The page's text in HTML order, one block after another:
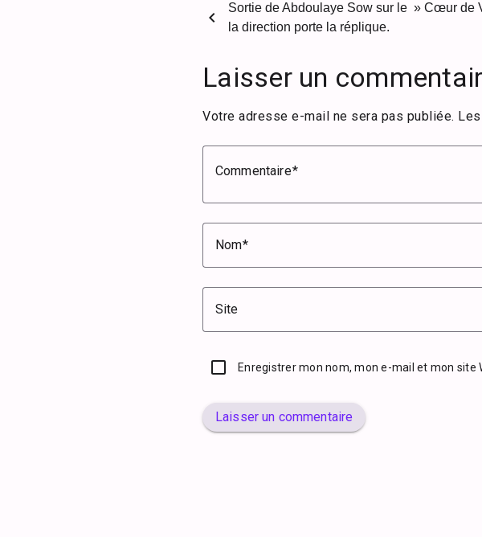
chevron_left
Sortie de Abdoulaye Sow sur le » Cœur de
la direction porte la réplique.
Laisser un
Votre adresse e-mail ne sera pas publiée.
Commentaire
Nom
Site
Enregistrer mon nom, mon e-mail et mon
Laisser un commentaire